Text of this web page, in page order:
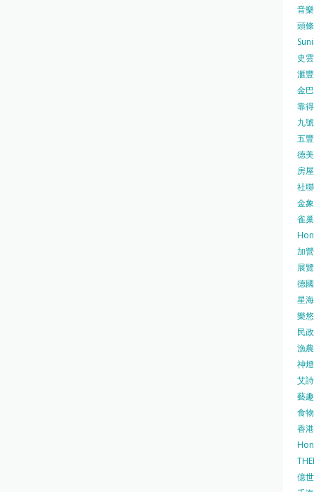
音
頭
史
滙
金
靠
九
五
德
房
社
金
雀
加
展
德
星
樂
民
漁
神
艾
藝
食
香
億